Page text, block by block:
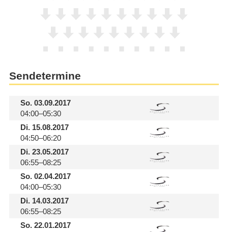
Sendetermine
So.03.09.2017
04:00–05:30
Di.15.08.2017
04:50–06:20
Di.23.05.2017
06:55–08:25
So.02.04.2017
04:00–05:30
Di.14.03.2017
06:55–08:25
So.22.01.2017